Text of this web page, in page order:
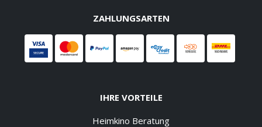
ZAHLUNGSARTEN
IHRE VORTEILE
Heimkino Beratung